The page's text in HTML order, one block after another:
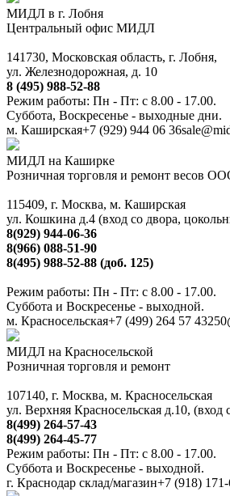
МИДЛ в г. Лобня
Центральный офис МИДЛ
141730, Московская область, г. Лобня,
ул. Железнодорожная, д. 10
8 (495) 988-52-88
Режим работы: Пн - Пт: с 8.00 - 17.00.
Суббота, Воскресенье - выходные дни.
м. Каширская+7 (929) 944 06 36
МИДЛ на Каширке
Розничная торговля и ремонт весов
115409, г. Москва, м. Каширская
ул. Кошкина д.4 (вход со двора,
8(929) 944-06-36
8(966) 088-51-90
8(495) 988-52-88 (доб. 125)
Режим работы: Пн - Пт: с 8.00 - 17.00.
Суббота и Воскресенье - выходной.
м. Красносельская+7 (499) 264 57 43
МИДЛ на Красносельской
Розничная торговля и ремонт
107140, г. Москва, м. Красносельская
ул. Верхняя Красносельская д.10, (вход
8(499) 264-57-43
8(499) 264-45-77
Режим работы: Пн - Пт: с 8.00 - 17.00.
Суббота и Воскресенье - выходной.
г. Краснодар склад/магазин+7 (918)